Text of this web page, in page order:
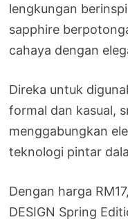
lengkungan
sapphire
cahaya dengan
Direka untuk
formal dan kasual,
menggabungkan
teknologi pintar
Dengan harga
DESIGN Spring